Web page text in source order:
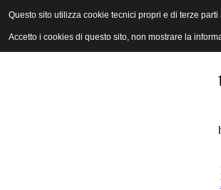
ANICA | Associazione Nazionale Industrie
Questo sito utilizza cookie tecnici propri e di terze
Accetto i cookies di questo sito, non mostrare la
Questo sito utilizza cookie tecnici propri e di terze
Accetto i cookies di questo sito, non mostrare la